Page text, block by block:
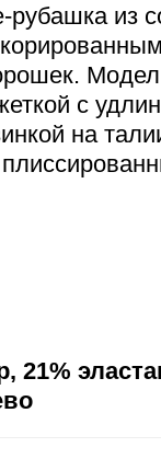
рубашка из
с
на
21%